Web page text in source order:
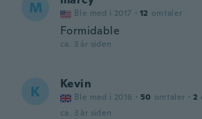
M Ble med i 2017 · 12 omtaler
Formidable
ca. 3 år siden
K Kevin
Ble med i 2016 · 50 omtaler · 2
ca. 3 år siden